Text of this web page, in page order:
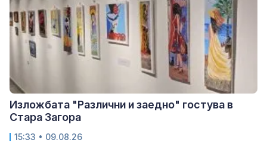
Изложбата "Различни и заедно" гостува в
Стара Загора
15:33 • 09.08.26